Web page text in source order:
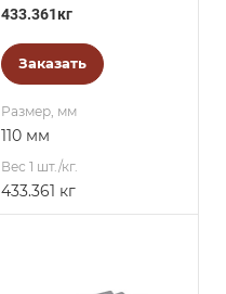
433.361кг
Заказать
Размер, мм
110 мм
Вес 1 шт./кг.
433.361 кг